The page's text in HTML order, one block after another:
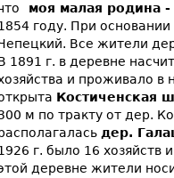
моя малая родина
году. При
Все жители
1891 г. в деревне
и проживало в
Костиченская
м по тракту от дер.
дер.
г. было 16 хозяйств
деревне жители